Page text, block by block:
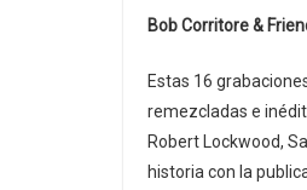
Bob Corritore &
Estas 16
remezcladas e
Robert Lockwood,
historia con la